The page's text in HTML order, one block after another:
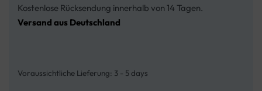
Kostenlose Rücksendung innerhalb von 14 Tagen.
Versand aus Deutschland
Voraussichtliche Lieferung: 3 - 5 days